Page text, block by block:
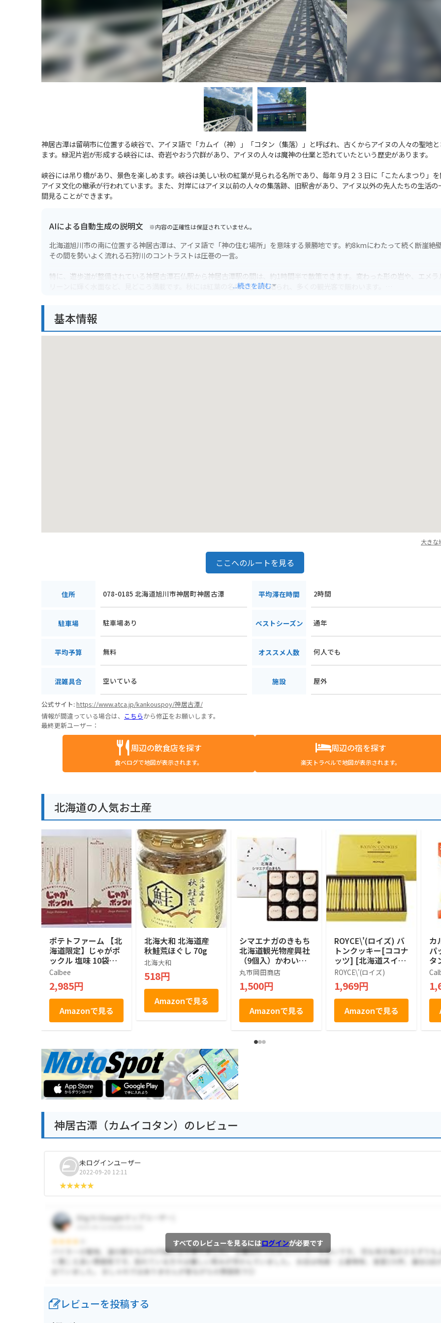
神居古潭は留萌市に位置する峡谷で、アイヌ語で「カムイ（神）」「コタン（集落）」と呼ばれ、古くからアイヌの人々の聖地
ます。緑泥片岩が形成する峡谷には、奇岩やおう穴群があり、アイヌの人々は魔神の仕業と恐れていたという歴史があります。
峡谷には吊り橋があり、景色を楽しめます。峡谷は美しい秋の紅葉が見られる名所であり、毎年９月２３日に「こたんまつり」を
アイヌ文化の継承が行われています。また、対岸にはアイヌ以前の人々の集落跡、旧駅舎があり、アイヌ以外の先人たちの生活の
間見ることができます。
AIによる自動生成の説明文 ※内容の正確性は保証されていません。
北海道旭川市の南に位置する神居古潭は、アイヌ語で「神の住む場所」を意味する景勝地です。約8kmにわたって続く断崖絶壁
その間を勢いよく流れる石狩川のコントラストは圧巻の一言。
特に、遊歩道が整備されている神居古潭石仏駅から神居古潭駅の間は、約1時間半で散策できます。変わった形の岩や、エメラ
リーンに輝く水面など、見どころ満載です。秋には紅葉の名所としても知られ、多くの観光客で賑わいます。
ので、運転には十分注意してください。周辺には温泉やキャンプ場もあるので、自然を満喫したいライダーにもおすすめです。
...続きを読む
基本情報
大きな
ここへのルートを見る
住所 078-0185 北海道旭川市神居町神居古潭 平均滞在時間 2時間
駐車場 駐車場あり ベストシーズン 通年
平均予算 無料 オススメ人数 何人でも
混雑具合 空いている 施設 屋外
公式サイト:https://www.atca.jp/kankouspoy/神居古潭/
情報が間違っている場合は、 こちらから修正をお願いします。
最終更新ユーザー：
周辺の飲食店を探す
食べログで地図が表示されます。
周辺の宿を探す
楽天トラベルで地図が表示されます。
北海道の人気お土産
ポテトファーム 【北
海道限定】じゃがポ
ックル 塩味 10袋入
×２箱
Calbee
2,985円
Amazonで見る
北海大和 北海道産
秋鮭荒ほぐし 70g
北海大和
518円
Amazonで見る
シマエナガのきもち
北海道観光物産興社
（9個入）かわいい
シマエナガ (1箱)
丸市岡田商店
1,500円
Amazonで見る
ROYCE\'(ロイズ) バ
トンクッキー[ココナ
ッツ] [北海道スイー
ツ] 25個 (x 1)
ROYCE\'(ロイズ)
1,969円
Amazonで見る
カ
パ
タ
袋
神居古潭（カムイコタン）のレビュー
未ログインユーザー
2022-09-20 12:11
すべてのレビューを見るにはログインが必要です
レビューを投稿する